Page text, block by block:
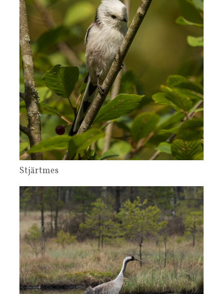
Stjärtmes